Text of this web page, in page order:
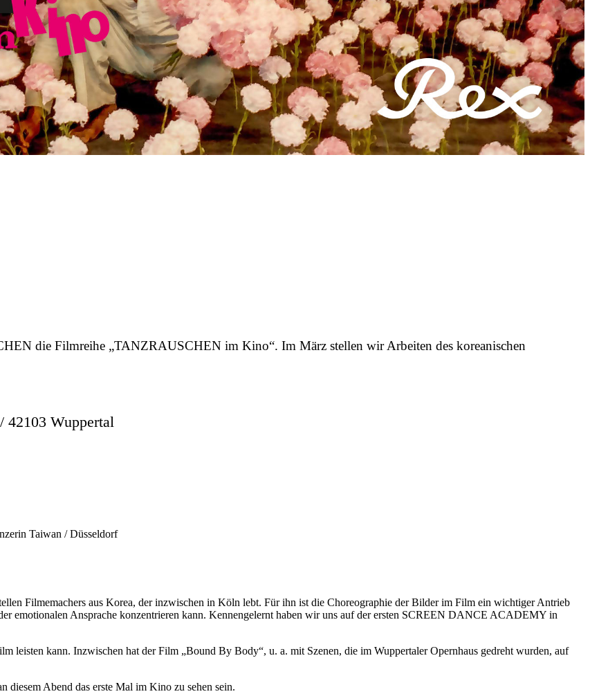
die Filmreihe „TANZRAUSCHEN im Kino“. Im März stellen wir Arbeiten des koreanischen
Wuppertal
Taiwan / Düsseldorf
Filmemachers aus Korea, der inzwischen in Köln lebt. Für ihn ist die Choreographie der Bilder im Film ein wichtiger Antrieb
emotionalen Ansprache konzentrieren kann. Kennengelernt haben wir uns auf der ersten SCREEN DANCE ACADEMY in
leisten kann. Inzwischen hat der Film „Bound By Body“, u. a. mit Szenen, die im Wuppertaler Opernhaus gedreht wurden, auf
diesem Abend das erste Mal im Kino zu sehen sein.